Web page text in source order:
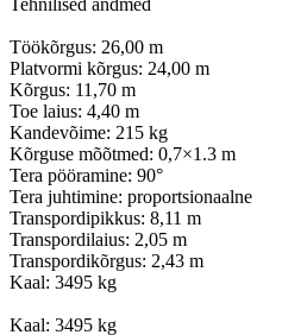
Töökõrgus: 26,00 m
Platvormi kõrgus: 24,00 m
Kõrgus: 11,70 m
Toe laius: 4,40 m
Kandevõime: 215 kg
Kõrguse mõõtmed: 0,7×1.3 m
Tera pööramine: 90°
Tera juhtimine: proportsionaalne
Transpordipikkus: 8,11 m
Transpordilaius: 2,05 m
Transpordikõrgus: 2,43 m
Kaal: 3495 kg
Kaal: 3495 kg